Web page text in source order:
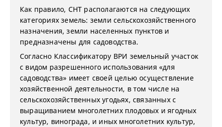
Как правило, СНТ располагаются на следующих
категориях земель: земли сельскохозяйственного
назначения, земли населенных пунктов и
предназначены для садоводства.
Согласно Классификатору ВРИ земельный участок
с видом разрешенного использования «для
садоводства» имеет своей целью осуществление
хозяйственной деятельности, в том числе на
сельскохозяйственных угодьях, связанных с
выращиванием многолетних плодовых и ягодных
культур, винограда, и иных многолетних культур,